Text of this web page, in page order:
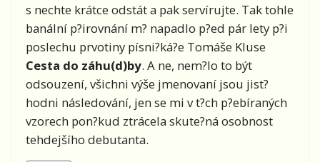
s nechte krátce odstát a pak servírujte. Tak tohle
banální p?irovnání m? napadlo p?ed pár lety p?i
poslechu prvotiny písni?ká?e Tomáše Kluse
Cesta do záhu(d)by. A ne, nem?lo to být
odsouzení, všichni výše jmenovaní jsou jist?
hodni následování, jen se mi v t?ch p?ebíraných
vzorech pon?kud ztrácela skute?ná osobnost
tehdejšího debutanta.